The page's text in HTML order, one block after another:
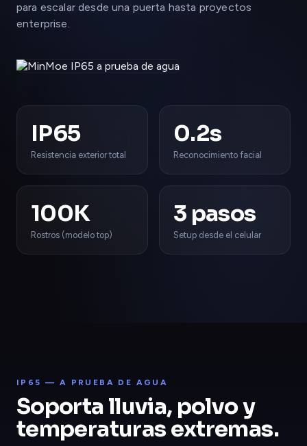
para escalar desde una puerta hasta proyectos
enterprise.
IP65
Resistencia exterior total
0.2s
Reconocimiento facial
100K
Rostros (modelo top)
3 pasos
Setup desde el celular
IP65 — A PRUEBA DE AGUA
Soporta lluvia, polvo y
temperaturas extremas.